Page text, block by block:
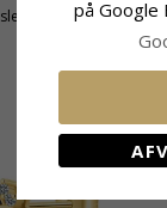
på Google